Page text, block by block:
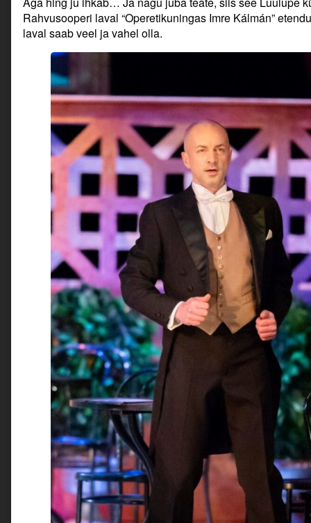
Rahvusooperi laval “Operetikuningas Imre Kálmán”
laval saab veel ja vahel olla.